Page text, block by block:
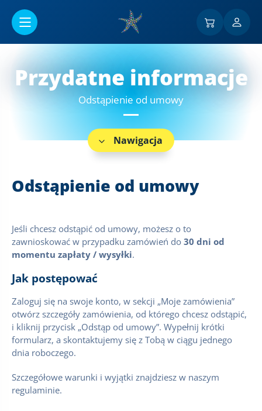
Przydatne informacje
Odstąpienie od umowy
Nawigacja
Odstąpienie od umowy
Jeśli chcesz odstąpić od umowy, możesz o to
zawnioskować w przypadku zamówień do 30 dni od
momentu zapłaty / wysyłki.
Jak postępować
Zaloguj się na swoje konto, w sekcji „Moje zamówienia”
otwórz szczegóły zamówienia, od którego chcesz odstąpić,
i kliknij przycisk „Odstąp od umowy”. Wypełnij krótki
formularz, a skontaktujemy się z Tobą w ciągu jednego
dnia roboczego.
Szczegółowe warunki i wyjątki znajdziesz w naszym
regulaminie.